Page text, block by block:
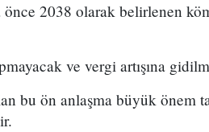
2038 olarak belirlenen
ve vergi artışına
bu ön anlaşma büyük önem